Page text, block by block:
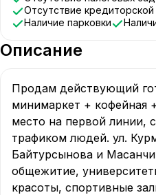
Отсутствие
Наличие парковки
Описание
Продам действующий
минимаркет + кофейная
место на первой линии,
трафиком людей. ул.
Байтурсынова и
общежитие,
красоты, спортивные